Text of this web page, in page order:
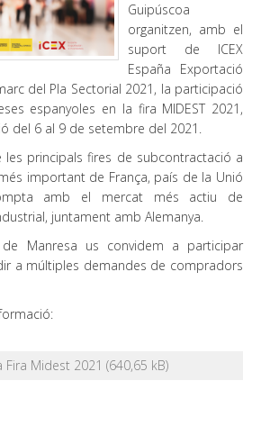
Guipúscoa
organitzen, amb el
suport de ICEX
España Exportació
del Pla Sectorial 2021, la participació
espanyoles en la fira MIDEST 2021,
del 6 al 9 de setembre del 2021.
les principals fires de subcontractació a
important de França, país de la Unió
amb el mercat més actiu de
juntament amb Alemanya.
Manresa us convidem a participar
a múltiples demandes de compradors
Fira Midest 2021